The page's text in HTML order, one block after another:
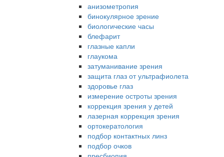
анизометропия
бинокулярное зрение
биологические часы
блефарит
глазные капли
глаукома
затуманивание зрения
защита глаз от ультрафиолета
здоровье глаз
измерение остроты зрения
коррекция зрения у детей
лазерная коррекция зрения
ортокератология
подбор контактных линз
подбор очков